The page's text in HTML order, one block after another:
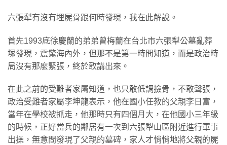
六張犁有沒有埋屍骨跟何時發現，我在此解說。
首先1993底徐慶蘭的弟弟曾梅蘭在台北市六張犁公墓亂葬
塚發現，震驚海內外，但那不是第一時間知道，而是政治時
局沒有那麼緊張，終於敢講出來。
在此之前的受難者家屬知道，也只敢低調撿骨，不敢聲張，
政治受難者家屬李坤龍表示，他在國小任教的父親李日富，
當年在學校被抓走，他那時只有四個月大，在他國小三年級
的時候，正好當兵的鄰居有一次到六張犁山區附近進行軍事
出操，無意間發現了父親的墓碑，家人才悄悄地將父親的屍